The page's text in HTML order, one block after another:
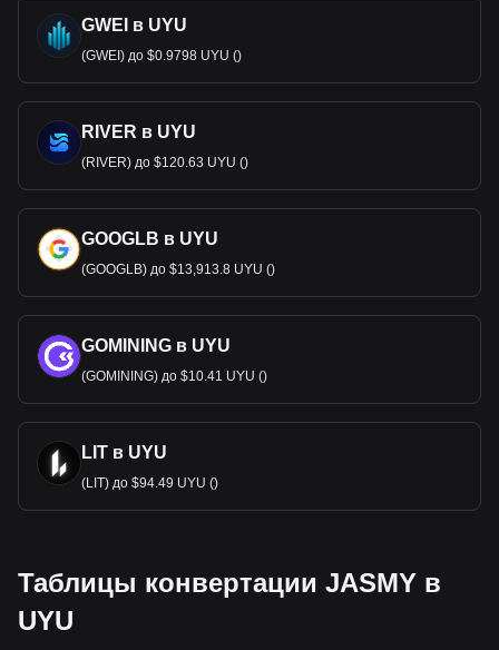
GWEI в UYU
(GWEI) до $0.9798 UYU ()
RIVER в UYU
(RIVER) до $120.63 UYU ()
GOOGLB в UYU
(GOOGLB) до $13,913.8 UYU ()
GOMINING в UYU
(GOMINING) до $10.41 UYU ()
LIT в UYU
(LIT) до $94.49 UYU ()
Таблицы конвертации JASMY в
UYU